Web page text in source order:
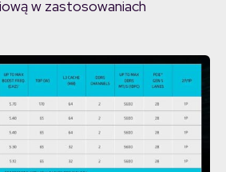
w zastosowaniach